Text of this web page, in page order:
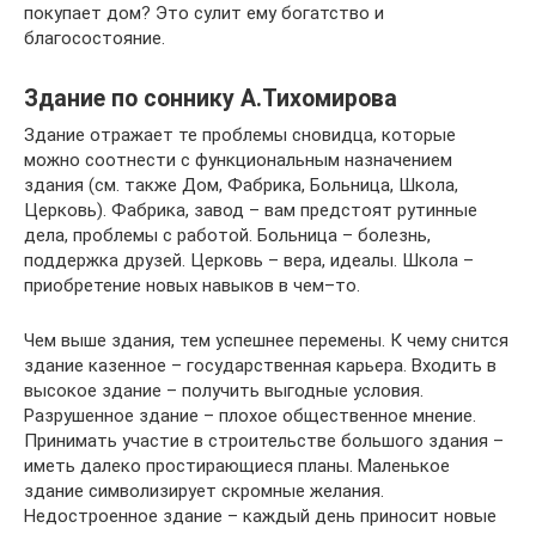
покупает дом? Это сулит ему богатство и
благосостояние.
Здание по соннику А.Тихомирова
Здание отражает те проблемы сновидца, которые
можно соотнести с функциональным назначением
здания (см. также Дом, Фабрика, Больница, Школа,
Церковь). Фабрика, завод – вам предстоят рутинные
дела, проблемы с работой. Больница – болезнь,
поддержка друзей. Церковь – вера, идеалы. Школа –
приобретение новых навыков в чем–то.
Чем выше здания, тем успешнее перемены. К чему снится
здание казенное – государственная карьера. Входить в
высокое здание – получить выгодные условия.
Разрушенное здание – плохое общественное мнение.
Принимать участие в строительстве большого здания –
иметь далеко простирающиеся планы. Маленькое
здание символизирует скромные желания.
Недостроенное здание – каждый день приносит новые